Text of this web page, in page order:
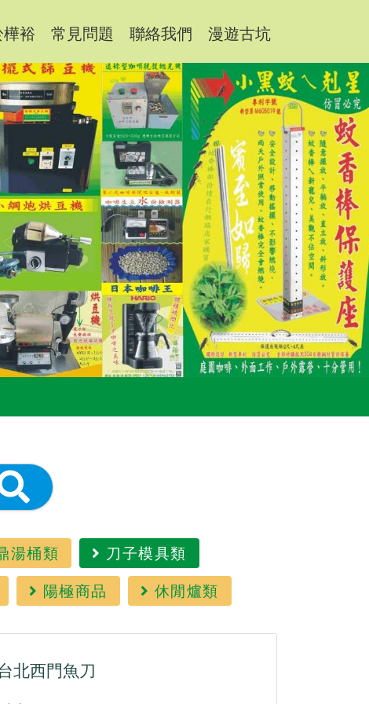
裕 常見問題 聯絡我們 漫遊古坑
湯桶類
刀子模具類
陽極商品 休閒爐類
北西門魚刀